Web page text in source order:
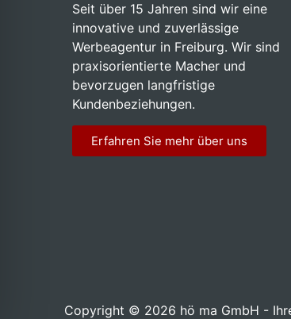
Seit über 15 Jahren sind wir eine
innovative und zuverlässige
Werbeagentur in Freiburg. Wir sind
praxisorientierte Macher und
bevorzugen langfristige
Kundenbeziehungen.
Erfahren Sie mehr über uns
Copyright © 2026 hö ma GmbH -